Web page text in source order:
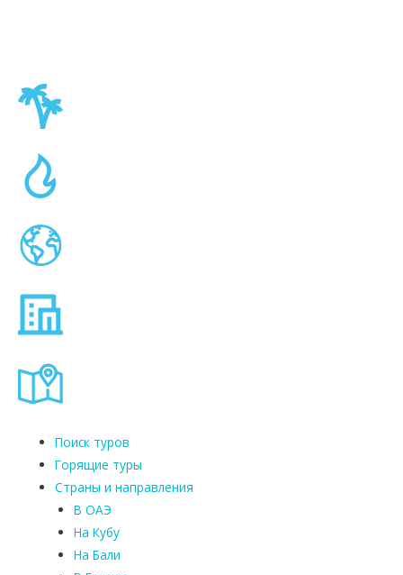
Поиск туров
Горящие туры
Страны и направления
В ОАЭ
На Кубу
На Бали